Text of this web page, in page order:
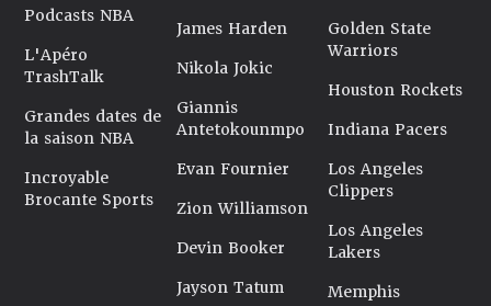
Podcasts NBA
L'Apéro
TrashTalk
Grandes dates de
la saison NBA
Incroyable
Brocante Sports
James Harden
Nikola Jokic
Giannis
Antetokounmpo
Evan Fournier
Zion Williamson
Devin Booker
Jayson Tatum
Golden State
Warriors
Houston Rockets
Indiana Pacers
Los Angeles
Clippers
Los Angeles
Lakers
Memphis